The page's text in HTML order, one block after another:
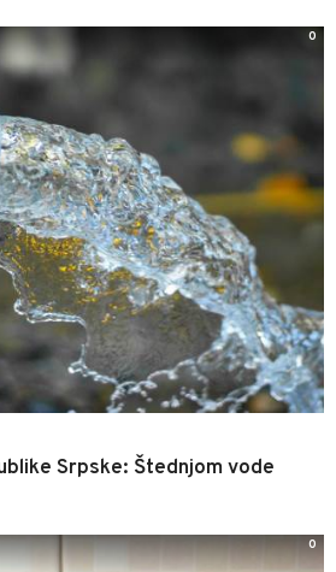
Srpske: Štednjom vode
0
0